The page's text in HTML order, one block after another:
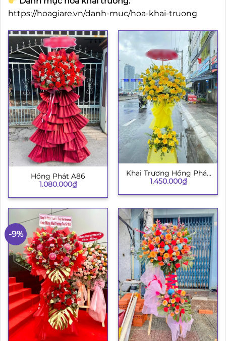
https://hoagiare.vn/danh-muc/hoa-khai-truong
Hồng Phát A86
1.080.000₫
Khai Trương Hồng Phát
003
1.450.000₫
-9%